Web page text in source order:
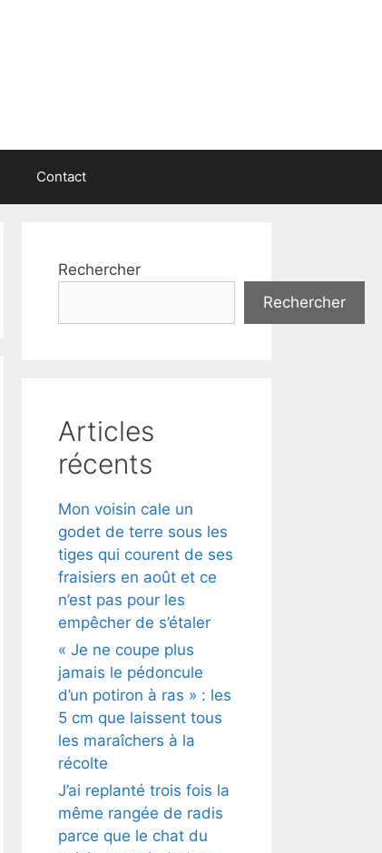
Contact
Rechercher
Rechercher
Articles
récents
Mon voisin cale un
godet de terre sous les
tiges qui courent de ses
fraisiers en août et ce
n’est pas pour les
empêcher de s’étaler
« Je ne coupe plus
jamais le pédoncule
d’un potiron à ras » : les
5 cm que laissent tous
les maraîchers à la
récolte
J’ai replanté trois fois la
même rangée de radis
parce que le chat du